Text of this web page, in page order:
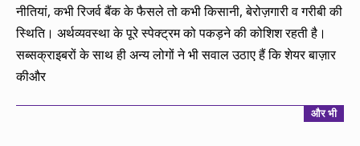
नीतियां, कभी रिजर्व बैंक के फैसले तो कभी किसानी, बेरोज़गारी व गरीबी की
स्थिति। अर्थव्यवस्था के पूरे स्पेक्ट्रम को पकड़ने की कोशिश रहती है।
सब्सक्राइबरों के साथ ही अन्य लोगों ने भी सवाल उठाए हैं कि शेयर बाज़ार
कीऔर
और भी